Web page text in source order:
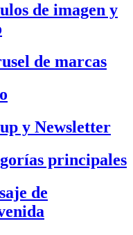
de imagen y
de marcas
y Newsletter
principales
de